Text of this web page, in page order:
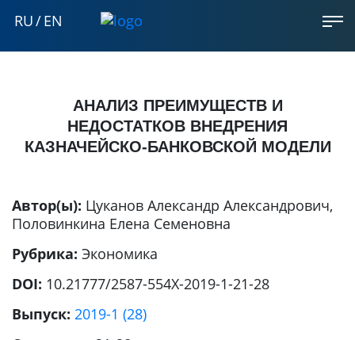
RU/EN
АНАЛИЗ ПРЕИМУЩЕСТВ И
НЕДОСТАТКОВ ВНЕДРЕНИЯ
КАЗНАЧЕЙСКО-БАНКОВСКОЙ МОДЕЛИ
Автор(ы): Цуканов Александр Александрович,
Половинкина Елена Семеновна
Рубрика: Экономика
DOI: 10.21777/2587-554X-2019-1-21-28
Выпуск: 2019-1 (28)